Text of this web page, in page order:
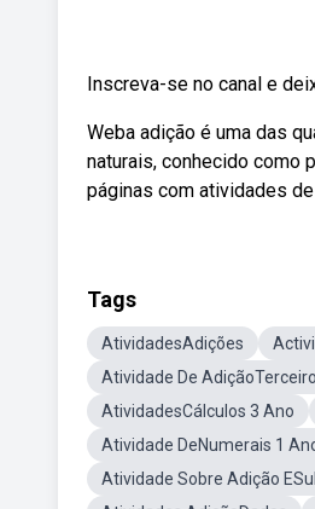
Inscreva-se no canal e
Weba adição é uma das
naturais, conhecido como
páginas com atividades
Tags
AtividadesAdições
Atividade De
AtividadesCálculos 3 Ano
Atividade DeNumerais 1
Atividade Sobre Adição